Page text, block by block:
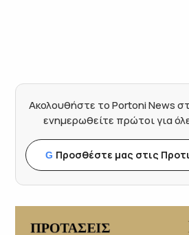
Ακολουθήστε το Portoni News
ενημερωθείτε πρώτοι για
G Προσθέστε μας στις